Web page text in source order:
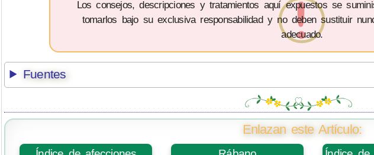
Los consejos, descripciones y tratamientos aquí expuestos se
tomarlos bajo su exclusiva responsabilidad y no deben sustituir
adecuado.
Fuentes
Enlazan este Artículo: